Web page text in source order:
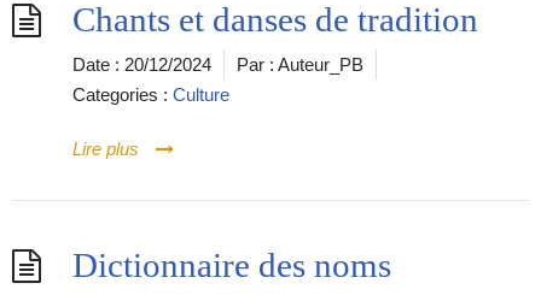
Chants et danses de tradition
Date : 20/12/2024 Par : Auteur_PB
Categories : Culture
Lire plus
Dictionnaire des noms